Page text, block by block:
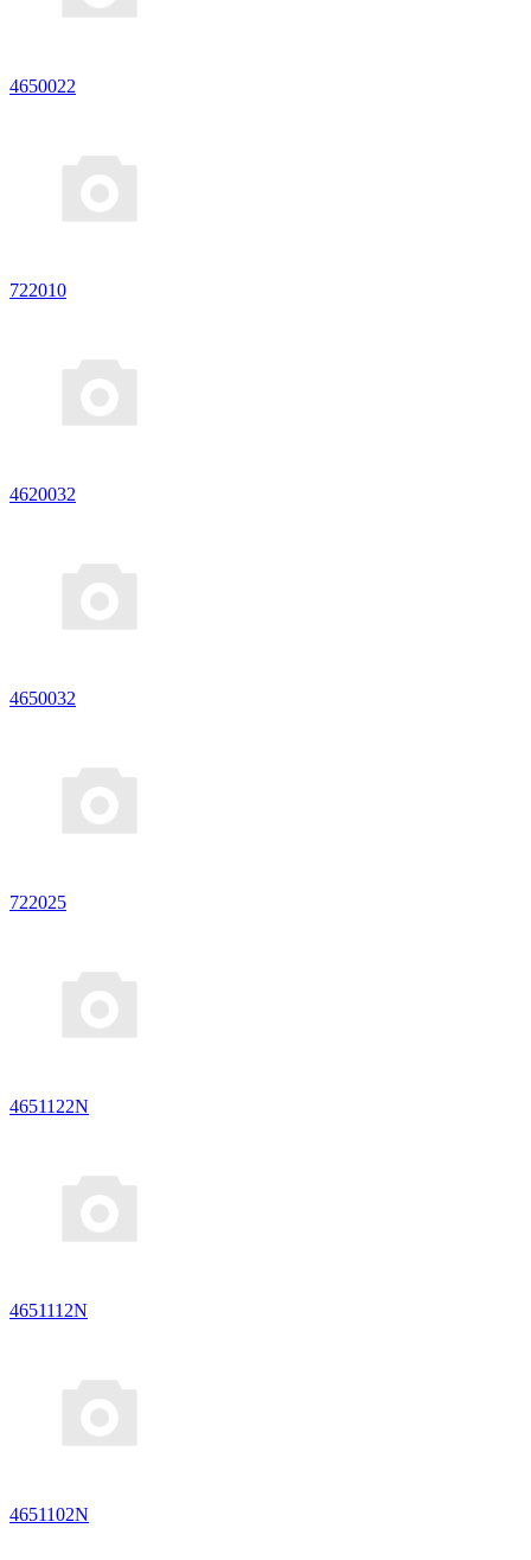
4650022
722010
4620032
4650032
722025
4651122N
4651112N
4651102N